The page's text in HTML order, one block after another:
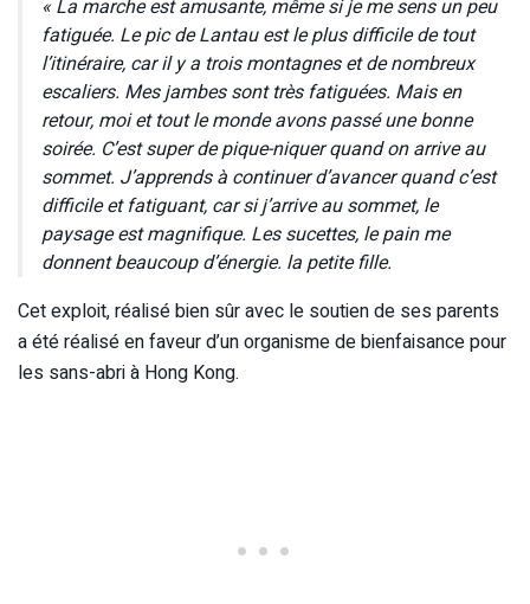
« La marche est amusante, même si je me sens un peu
fatiguée. Le pic de Lantau est le plus difficile de tout
l’itinéraire, car il y a trois montagnes et de nombreux
escaliers. Mes jambes sont très fatiguées. Mais en
retour, moi et tout le monde avons passé une bonne
soirée. C’est super de pique-niquer quand on arrive au
sommet. J’apprends à continuer d’avancer quand c’est
difficile et fatiguant, car si j’arrive au sommet, le
paysage est magnifique. Les sucettes, le pain me
donnent beaucoup d’énergie. la petite fille.
Cet exploit, réalisé bien sûr avec le soutien de ses parents
a été réalisé en faveur d’un organisme de bienfaisance pour
les sans-abri à Hong Kong.